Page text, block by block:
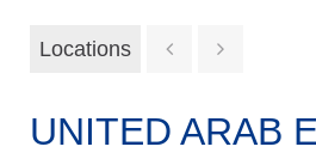
Locations
UNITED ARAB